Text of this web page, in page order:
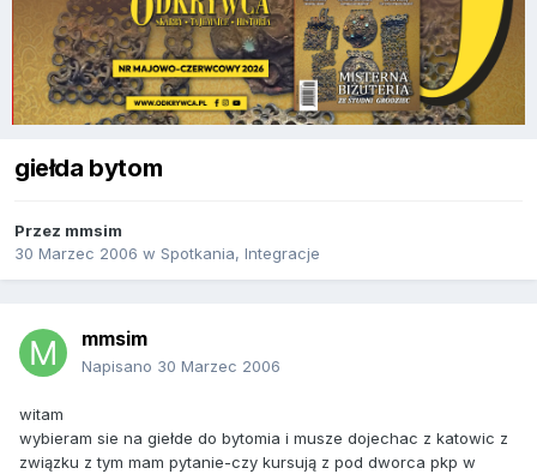
giełda bytom
Przez mmsim
30 Marzec 2006 w Spotkania, Integracje
mmsim
Napisano 30 Marzec 2006
witam
wybieram sie na giełde do bytomia i musze dojechac z katowic z
związku z tym mam pytanie-czy kursują z pod dworca pkp w